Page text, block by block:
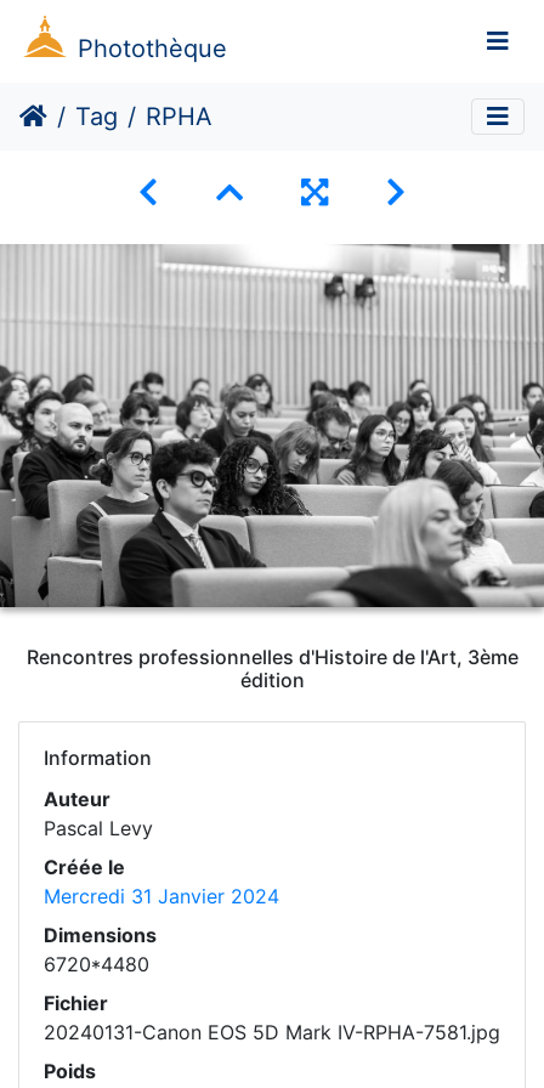
Photothèque
Tag RPHA
Rencontres professionnelles d'Histoire de l'Art, 3ème
édition
Information
Auteur
Pascal Levy
Créée le
Mercredi 31 Janvier 2024
Dimensions
6720*4480
Fichier
20240131-Canon EOS 5D Mark IV-RPHA-7581.jpg
Poids